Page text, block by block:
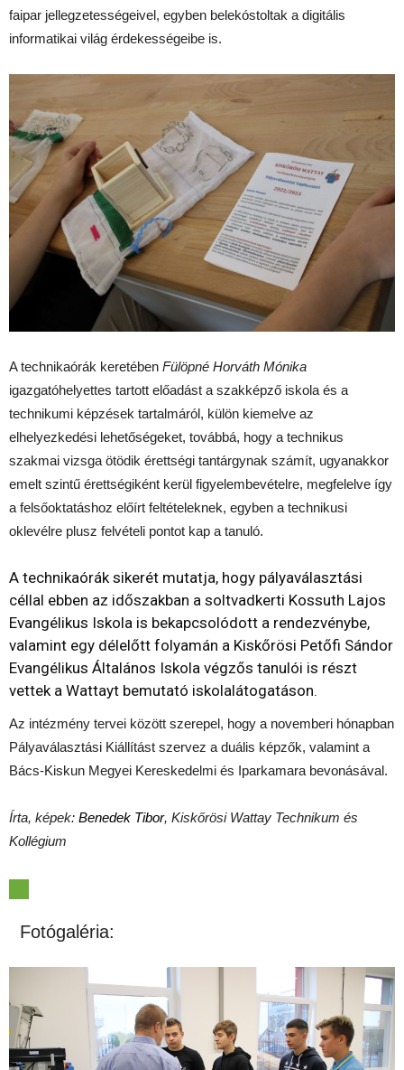
faipar jellegzetességeivel, egyben belekóstoltak a digitális
informatikai világ érdekességeibe is.
A technikaórák keretében Fülöpné Horváth Mónika
igazgatóhelyettes tartott előadást a szakképző iskola és a
technikumi képzések tartalmáról, külön kiemelve az
elhelyezkedési lehetőségeket, továbbá, hogy a technikus
szakmai vizsga ötödik érettségi tantárgynak számít, ugyanakkor
emelt szintű érettségiként kerül figyelembevételre, megfelelve így
a felsőoktatáshoz előírt feltételeknek, egyben a technikusi
oklevélre plusz felvételi pontot kap a tanuló.
A technikaórák sikerét mutatja, hogy pályaválasztási
céllal ebben az időszakban a soltvadkerti Kossuth Lajos
Evangélikus Iskola is bekapcsolódott a rendezvénybe,
valamint egy délelőtt folyamán a Kiskőrösi Petőfi Sándor
Evangélikus Általános Iskola végzős tanulói is részt
vettek a Wattayt bemutató iskolalátogatáson.
Az intézmény tervei között szerepel, hogy a novemberi hónapban
Pályaválasztási Kiállítást szervez a duális képzők, valamint a
Bács-Kiskun Megyei Kereskedelmi és Iparkamara bevonásával.
Írta, képek: Benedek Tibor, Kiskőrösi Wattay Technikum és
Kollégium
Fotógaléria: